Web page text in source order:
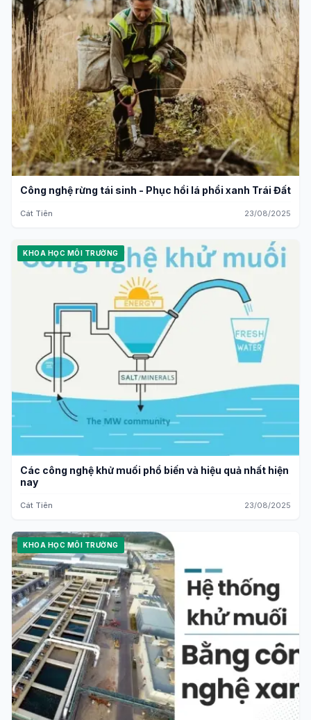
Công nghệ rừng tái sinh - Phục hồi lá phổi xanh Trái Đất
Cát Tiên 23/08/2025
KHOA HỌC MÔI TRƯỜNG
Các công nghệ khử muối phổ biến và hiệu quả nhất hiện
nay
Cát Tiên 23/08/2025
KHOA HỌC MÔI TRƯỜNG